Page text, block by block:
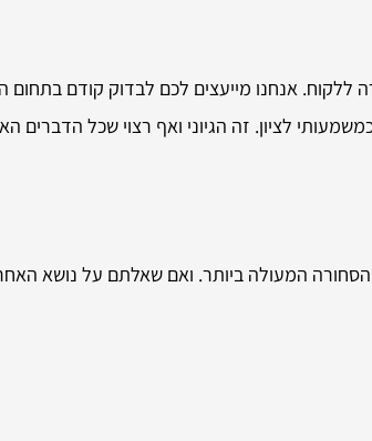
אנחנו מייעצים לכם לבדוק קודם בתחום
לציון. זה הגיוני ואף רצוי שכל הדברים
המעולה ביותר. ואם שאלתם על נושא